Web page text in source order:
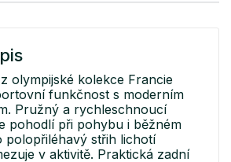
olympijské kolekce Francie
funkčnost s moderním
Pružný a rychleschnoucí
pohodlí při pohybu i běžném
polopřiléhavý střih lichotí
v aktivitě. Praktická zadní